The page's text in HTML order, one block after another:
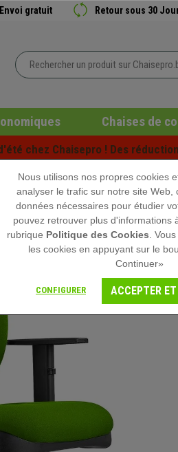
Envoi gratuit Retour sous 30
Chaises de
chez Chaisepro ! Des
Nous utilisons nos propres cookies
analyser le trafic sur notre site Web,
données nécessaires pour étudier
pouvez retrouver plus d'informations
rubrique Politique des Cookies .
les cookies en appuyant sur le
Continuer»
CONFIGURER ACCEPTER